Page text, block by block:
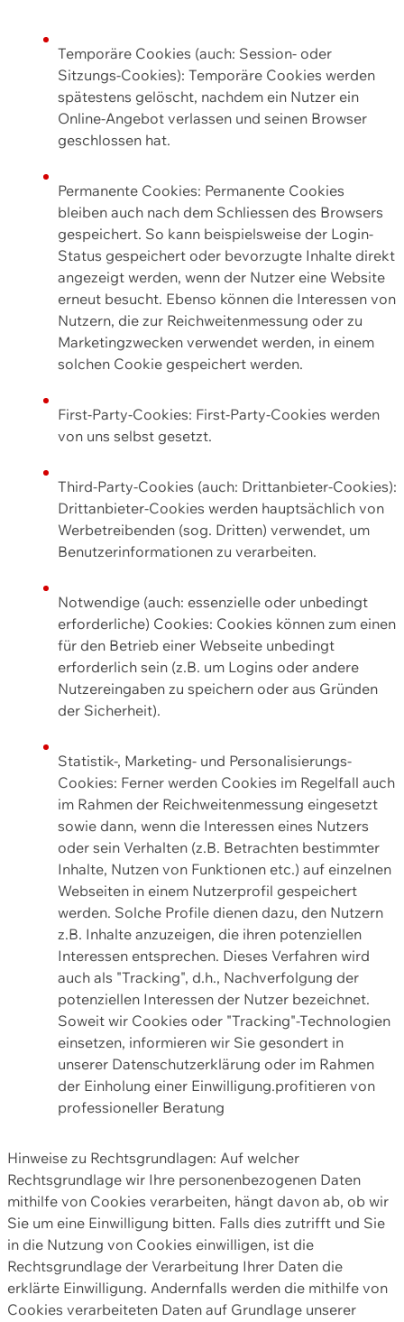
Temporäre Cookies (auch: Session- oder
Sitzungs-Cookies): Temporäre Cookies werden
spätestens gelöscht, nachdem ein Nutzer ein
Online-Angebot verlassen und seinen Browser
geschlossen hat.
Permanente Cookies: Permanente Cookies
bleiben auch nach dem Schliessen des Browsers
gespeichert. So kann beispielsweise der Login-
Status gespeichert oder bevorzugte Inhalte direkt
angezeigt werden, wenn der Nutzer eine Website
erneut besucht. Ebenso können die Interessen von
Nutzern, die zur Reichweitenmessung oder zu
Marketingzwecken verwendet werden, in einem
solchen Cookie gespeichert werden.
First-Party-Cookies: First-Party-Cookies werden
von uns selbst gesetzt.
Third-Party-Cookies (auch: Drittanbieter-Cookies):
Drittanbieter-Cookies werden hauptsächlich von
Werbetreibenden (sog. Dritten) verwendet, um
Benutzerinformationen zu verarbeiten.
Notwendige (auch: essenzielle oder unbedingt
erforderliche) Cookies: Cookies können zum einen
für den Betrieb einer Webseite unbedingt
erforderlich sein (z.B. um Logins oder andere
Nutzereingaben zu speichern oder aus Gründen
der Sicherheit).
Statistik-, Marketing- und Personalisierungs-
Cookies: Ferner werden Cookies im Regelfall auch
im Rahmen der Reichweitenmessung eingesetzt
sowie dann, wenn die Interessen eines Nutzers
oder sein Verhalten (z.B. Betrachten bestimmter
Inhalte, Nutzen von Funktionen etc.) auf einzelnen
Webseiten in einem Nutzerprofil gespeichert
werden. Solche Profile dienen dazu, den Nutzern
z.B. Inhalte anzuzeigen, die ihren potenziellen
Interessen entsprechen. Dieses Verfahren wird
auch als "Tracking", d.h., Nachverfolgung der
potenziellen Interessen der Nutzer bezeichnet.
Soweit wir Cookies oder "Tracking"-Technologien
einsetzen, informieren wir Sie gesondert in
unserer Datenschutzerklärung oder im Rahmen
der Einholung einer Einwilligung.profitieren von
professioneller Beratung
Hinweise zu Rechtsgrundlagen: Auf welcher
Rechtsgrundlage wir Ihre personenbezogenen Daten
mithilfe von Cookies verarbeiten, hängt davon ab, ob wir
Sie um eine Einwilligung bitten. Falls dies zutrifft und Sie
in die Nutzung von Cookies einwilligen, ist die
Rechtsgrundlage der Verarbeitung Ihrer Daten die
erklärte Einwilligung. Andernfalls werden die mithilfe von
Cookies verarbeiteten Daten auf Grundlage unserer